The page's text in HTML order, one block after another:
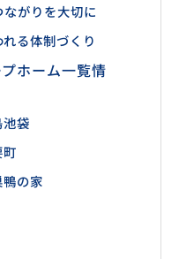
がりを大切に
る体制づくり
ホーム一覧情
袋
の家